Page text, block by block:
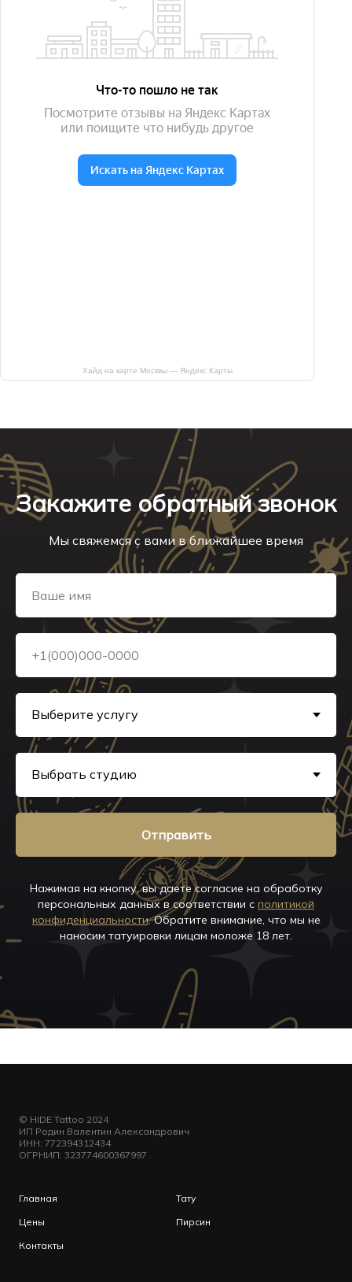
Хайд на карте Москвы — Яндекс Карты
Закажите обратный звонок
Мы свяжемся с вами в ближайшее время
Отправить
Нажимая на кнопку, вы даете согласие на обработку
персональных данных в соответствии с политикой
конфиденциальности. Обратите внимание, что мы не
наносим татуировки лицам моложе 18 лет.
© HIDE Tattoo 2024
ИП Родин Валентин Александрович
ИНН: 772394312434
ОГРНИП: 323774600367997
Главная
Цены
Контакты
Тату
Пирсин